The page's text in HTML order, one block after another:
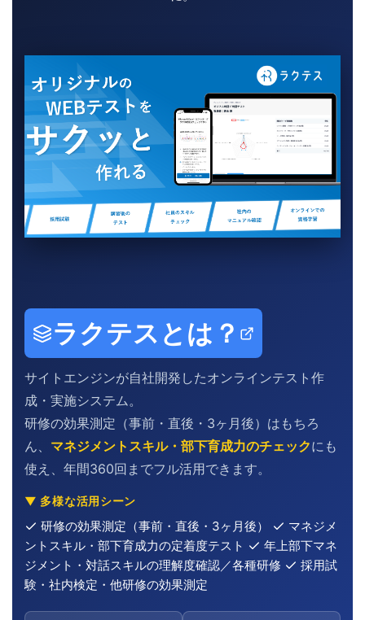
ラクテスとは？
サイトエンジンが自社開発したオンラインテスト作
成・実施システム。
研修の効果測定（事前・直後・3ヶ月後）はもちろ
ん、 マネジメントスキル・部下育成力のチェックにも
使え、年間360回までフル活用できます。
▼ 多様な活用シーン
研修の効果測定（事前・直後・3ヶ月後）
マネジメ
ントスキル・部下育成力の定着度テスト
年上部下マネ
ジメント・対話スキルの理解度確認／各種研修
採用試
験・社内検定・他研修の効果測定